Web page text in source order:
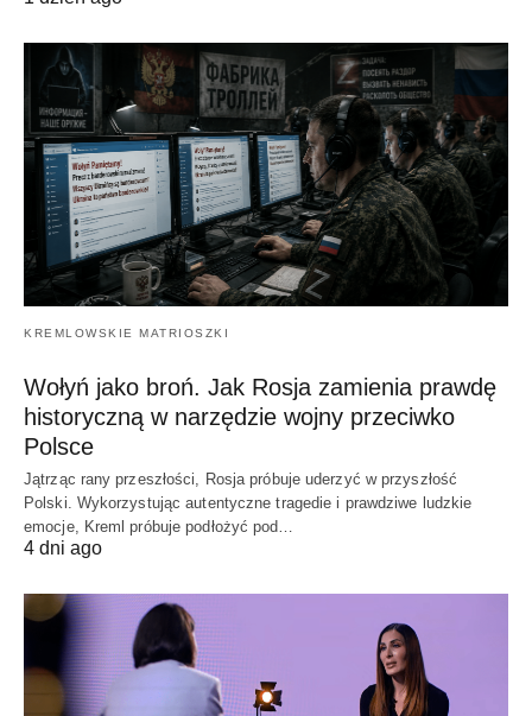
KREMLOWSKIE MATRIOSZKI
Wołyń jako broń. Jak Rosja zamienia prawdę
historyczną w narzędzie wojny przeciwko
Polsce
Jątrząc rany przeszłości, Rosja próbuje uderzyć w przyszłość
Polski. Wykorzystując autentyczne tragedie i prawdziwe ludzkie
emocje, Kreml próbuje podłożyć pod…
4 dni ago